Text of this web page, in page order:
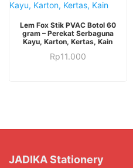
Lem Fox Stik PVAC Botol 60
gram – Perekat Serbaguna
Kayu, Karton, Kertas, Kain
Rp11.000
JADIKA Stationery